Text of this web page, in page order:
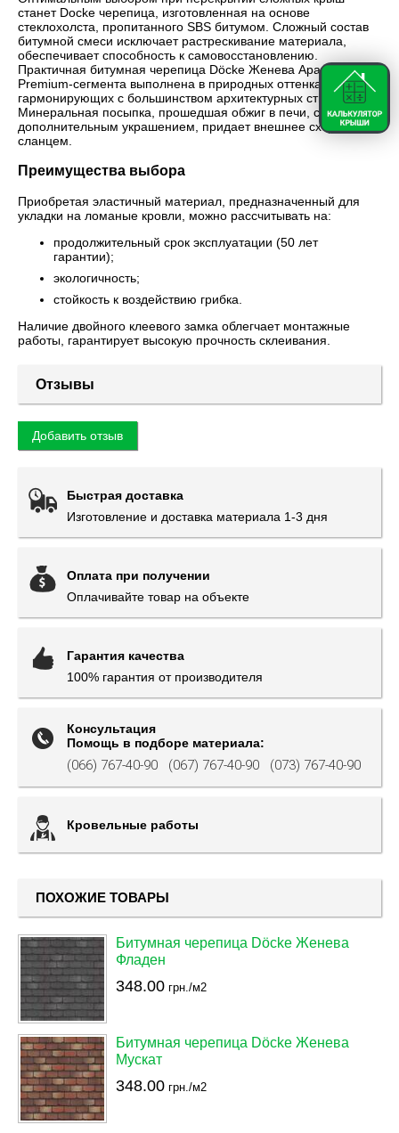
станет Docke черепица, изготовленная на основе
стеклохолста, пропитанного SBS битумом. Сложный состав
битумной смеси исключает растрескивание материала,
обеспечивает способность к самовосстановлению.
Практичная битумная черепица Döcke Женева Арахис
Premium-сегмента выполнена в природных оттенках,
гармонирующих с большинством архитектурных стилей.
Минеральная посыпка, прошедшая обжиг в печи, служит
дополнительным украшением, придает внешнее сходство со
сланцем.
Преимущества выбора
Приобретая эластичный материал, предназначенный для
укладки на ломаные кровли, можно рассчитывать на:
продолжительный срок эксплуатации (50 лет
гарантии);
экологичность;
стойкость к воздействию грибка.
Наличие двойного клеевого замка облегчает монтажные
работы, гарантирует высокую прочность склеивания.
Отзывы
Добавить отзыв
Быстрая доставка
Изготовление и доставка материала 1-3 дня
Оплата при получении
Оплачивайте товар на объекте
Гарантия качества
100% гарантия от производителя
Консультация
Помощь в подборе материала:
(066) 767-40-90 (067) 767-40-90 (073) 767-40-90
Кровельные работы
ПОХОЖИЕ ТОВАРЫ
Битумная черепица Döcke Женева
Фладен
348.00 грн./м2
Битумная черепица Döcke Женева
Мускат
348.00 грн./м2